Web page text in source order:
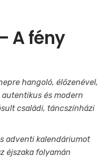
A fény
hangoló, élőzenével,
és modern
családi, táncszínházi
adventi kalendáriumot
éjszaka folyamán